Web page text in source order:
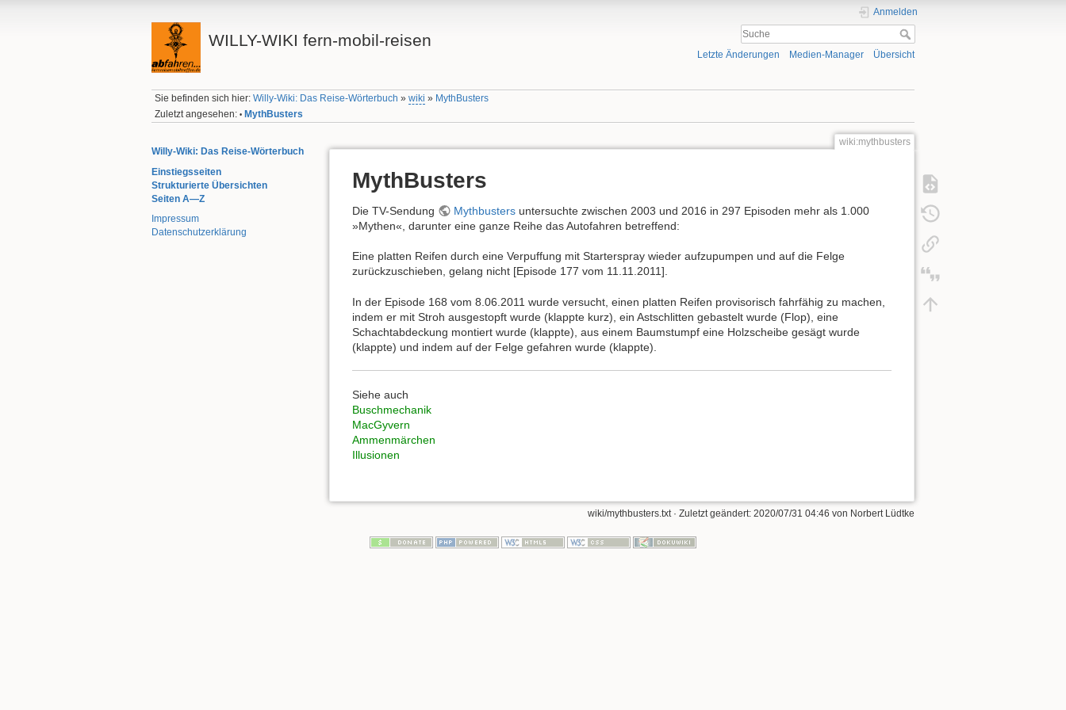
WILLY-WIKI fern-mobil-reisen
Anmelden
Letzte Änderungen Medien-Manager Übersicht
Sie befinden sich hier:Willy-Wiki: Das Reise-Wörterbuch »wiki » MythBusters
Zuletzt angesehen: • MythBusters
Willy-Wiki: Das Reise-Wörterbuch
Einstiegsseiten
Strukturierte Übersichten
Seiten A—Z
Impressum
Datenschutzerklärung
wiki:mythbusters
MythBusters
Die TV-Sendung Mythbustersuntersuchte zwischen 2003 und 2016 in 297 Episoden mehr als 1.000
»Mythen«, darunter eine ganze Reihe das Autofahren betreffend:
Eine platten Reifen durch eine Verpuffung mit Starterspray wieder aufzupumpen und auf die Felge
zurückzuschieben, gelang nicht [Episode 177 vom 11.11.2011].
In der Episode 168 vom 8.06.2011 wurde versucht, einen platten Reifen provisorisch fahrfähig zu machen,
indem er mit Stroh ausgestopft wurde (klappte kurz), ein Astschlitten gebastelt wurde (Flop), eine
Schachtabdeckung montiert wurde (klappte), aus einem Baumstumpf eine Holzscheibe gesägt wurde
(klappte) und indem auf der Felge gefahren wurde (klappte).
Siehe auch
Buschmechanik
MacGyvern
Ammenmärchen
Illusionen
wiki/mythbusters.txt · Zuletzt geändert: 2020/07/31 04:46 von Norbert Lüdtke